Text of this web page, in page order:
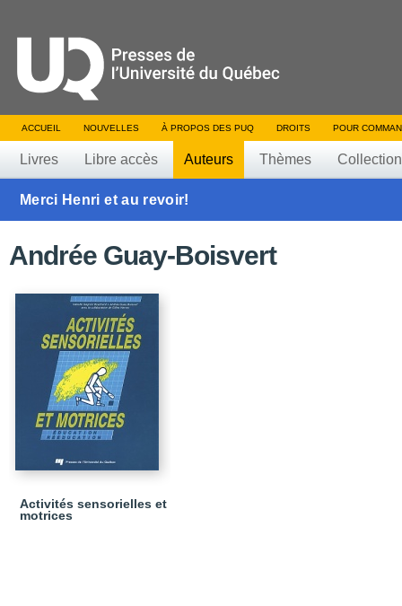
ACCUEIL NOUVELLES À PROPOS DES PUQ DROITS POUR
Livres Libre accès Auteurs Thèmes
Merci Henri et au revoir!
Andrée Guay-Boisvert
Activités sensorielles et
motrices